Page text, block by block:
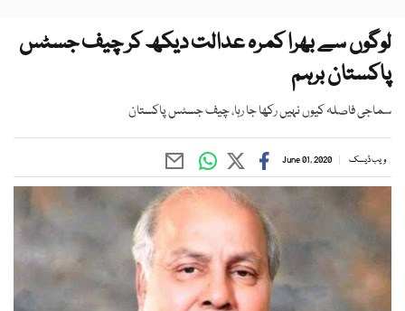
لوگوں سے بھرا کمرہ عدالت دیکھ کر چیف جسٹس
پاکستان برہم
سماجی فاصلہ کیوں نہیں رکھا جا رہا، چیف جسٹس پاکستان
ویب ڈیسک June 01, 2020